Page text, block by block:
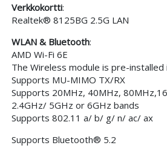
Verkkokortti:
Realtek® 8125BG 2.5G LAN
WLAN & Bluetooth:
AMD Wi-Fi 6E
The Wireless module is pre-
Supports MU-MIMO TX/RX
Supports 20MHz, 40MHz,
2.4GHz/ 5GHz or 6GHz bands
Supports 802.11 a/ b/ g/ n/ ac/ ax
Supports Bluetooth® 5.2